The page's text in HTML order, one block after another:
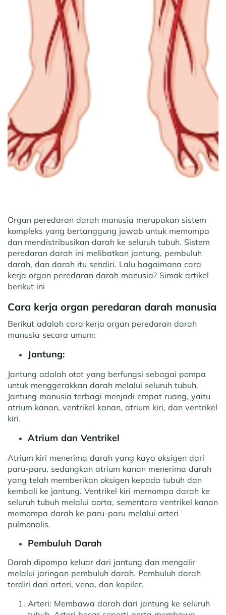
Organ peredaran darah manusia merupakan sistem
kompleks yang bertanggung jawab untuk memompa
dan mendistribusikan darah ke seluruh tubuh. Sistem
peredaran darah ini melibatkan jantung, pembuluh
darah, dan darah itu sendiri. Lalu bagaimana cara
kerja organ peredaran darah manusia? Simak artikel
berikut ini
Cara kerja organ peredaran darah manusia
Berikut adalah cara kerja organ peredaran darah
manusia secara umum:
Jantung:
Jantung adalah otot yang berfungsi sebagai pompa
untuk menggerakkan darah melalui seluruh tubuh.
Jantung manusia terbagi menjadi empat ruang, yaitu
atrium kanan, ventrikel kanan, atrium kiri, dan ventrikel
kiri.
Atrium dan Ventrikel
Atrium kiri menerima darah yang kaya oksigen dari
paru-paru, sedangkan atrium kanan menerima darah
yang telah memberikan oksigen kepada tubuh dan
kembali ke jantung. Ventrikel kiri memompa darah ke
seluruh tubuh melalui aorta, sementara ventrikel kanan
memompa darah ke paru-paru melalui arteri
pulmonalis.
Pembuluh Darah
Darah dipompa keluar dari jantung dan mengalir
melalui jaringan pembuluh darah. Pembuluh darah
terdiri dari arteri, vena, dan kapiler.
Arteri: Membawa darah dari jantung ke seluruh